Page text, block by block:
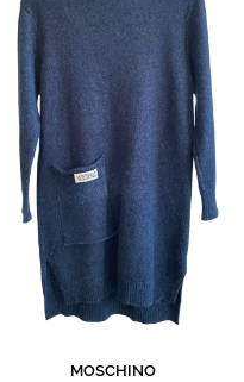
SEPETE EKLE
MOSCHINO